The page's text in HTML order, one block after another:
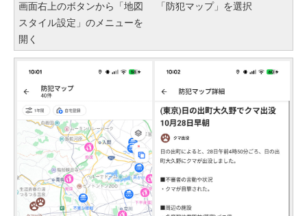
画面右上のボタンから「地図
スタイル設定」のメニューを
開く
「防犯マップ」を選択